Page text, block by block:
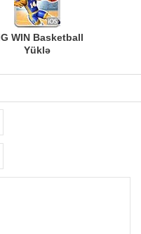
WIN Basketball
Yüklə